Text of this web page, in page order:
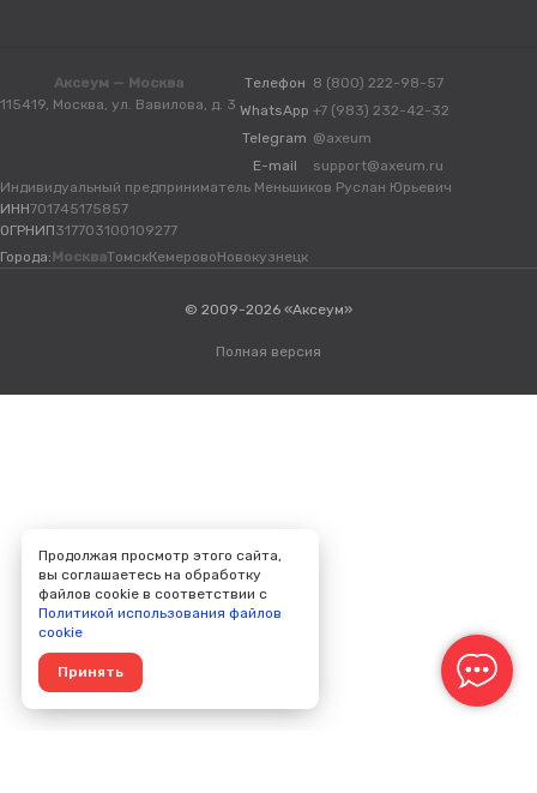
Аксеум — Москва
115419, Москва, ул. Вавилова, д. 3
Телефон 8 (800) 222-98-57
WhatsApp +7 (983) 232-42-32
Telegram @axeum
E-mail
support@axeum.ru
Индивидуальный предприниматель Меньшиков Руслан Юрьевич
ИНН701745175857
ОГРНИП317703100109277
Города: МоскваТомскКемеровоНовокузнецк
© 2009-2026 «Аксеум»
Полная версия
Продолжая просмотр этого сайта,
вы соглашаетесь на обработку
файлов cookie в соответствии с
Политикой использования файлов
cookie
Принять